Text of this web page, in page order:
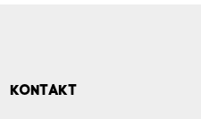
KONTAKT